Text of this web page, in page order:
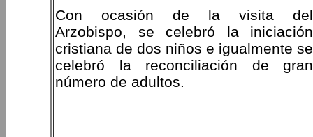
Con ocasión de la visita del
Arzobispo, se celebró la iniciación
cristiana de dos niños e igualmente se
celebró la reconciliación de gran
número de adultos.